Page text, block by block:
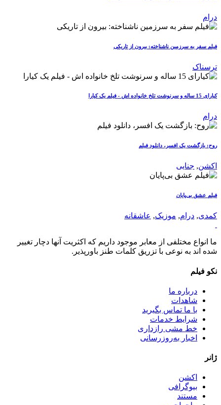
درام
فیلم سفر به سرزمین ناشناخته: بیرون از تاریکی
ترسناک
کیارای 15 ساله و سرنوشت تلخ خانواده اش - فیلم یک کیارا
درام
روح: بازگشت یک افسر، دانلود فیلم
اکشن, جنایی
فیلم عشق بی‌پایان
کمدی, درام, موزیک, عاشقانه
ما انواع مختلفی از معابر موجود داریم که اکثریت آنها دچار تغییر
شده اند به نوعی با تزریق کلمات طنز باورپذیر.
نکو فیلم
درباره ما
شاهدات
با ما تماس بگیرید
شرایط خدمات
خط مشی رازداری
اخبار به‌روزرسانی
ژانر
اکشن
بیوگرافی
مستند